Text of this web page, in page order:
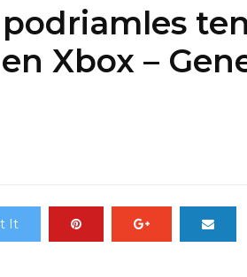
Xbox –
It